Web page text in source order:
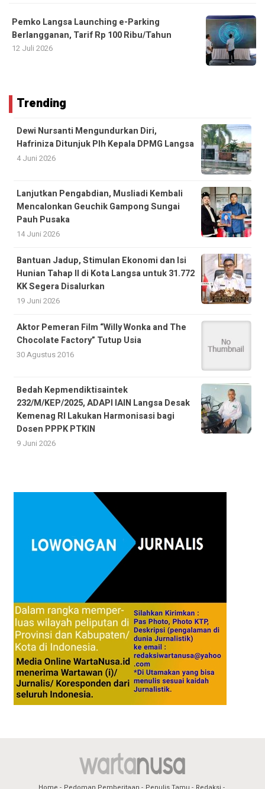
Pemko Langsa Launching e-Parking
Berlangganan, Tarif Rp 100 Ribu/Tahun
12 Juli 2026
Trending
Dewi Nursanti Mengundurkan Diri,
Hafriniza Ditunjuk Plh Kepala DPMG Langsa
4 Juni 2026
Lanjutkan Pengabdian, Musliadi Kembali
Mencalonkan Geuchik Gampong Sungai
Pauh Pusaka
14 Juni 2026
Bantuan Jadup, Stimulan Ekonomi dan Isi
Hunian Tahap II di Kota Langsa untuk 31.772
KK Segera Disalurkan
19 Juni 2026
Aktor Pemeran Film “Willy Wonka and The
Chocolate Factory” Tutup Usia
30 Agustus 2016
Bedah Kepmendiktisaintek
232/M/KEP/2025, ADAPI IAIN Langsa Desak
Kemenag RI Lakukan Harmonisasi bagi
Dosen PPPK PTKIN
9 Juni 2026